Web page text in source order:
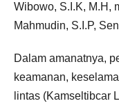
Wibowo, S.I.K, M.H,
Mahmudin, S.I.P,
Dalam amanatnya,
keamanan,
lintas (Kamseltibcar